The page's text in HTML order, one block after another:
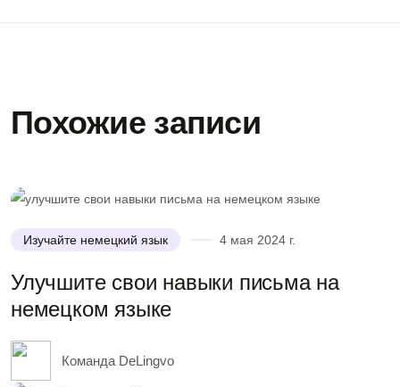
Похожие записи
Изучайте немецкий язык 4 мая 2024 г.
Улучшите свои навыки письма на
немецком языке
Команда DeLingvo